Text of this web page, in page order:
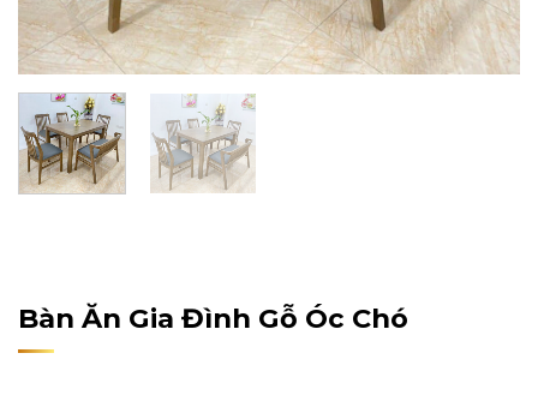
Bàn Ăn Gia Đình Gỗ Óc Chó